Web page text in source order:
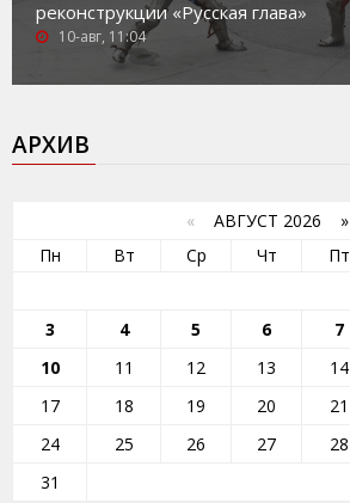
реконструкции «Русская глава»
10-авг, 11:04
АРХИВ
« АВГУСТ 2026 »
Пн
Вт Ср Чт Пт
3
4 5 6 7
10
11 12 13 14
17
18 19 20 21
24
25 26 27 28
31